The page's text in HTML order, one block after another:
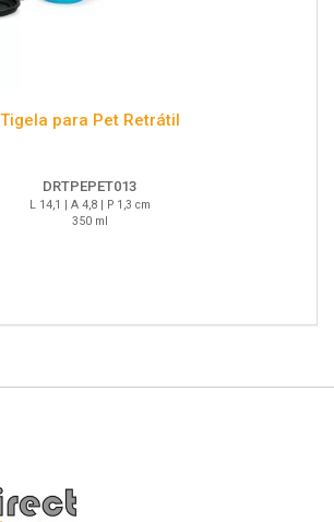
Tigela para Pet Retrátil
DRTPEPET013
L 14,1 | A 4,8 | P 1,3 cm
350 ml